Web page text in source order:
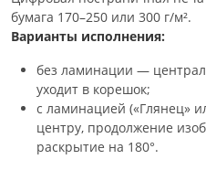
бумага 170–250 или 300 г/м².
Варианты исполнения:
без ламинации —
уходит в корешок;
с ламинацией («Глянец»
центру, продолжение
раскрытие на 180°.